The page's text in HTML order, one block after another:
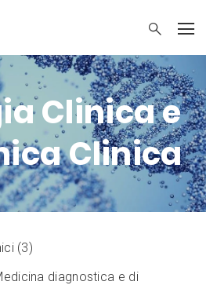
Clinica e
Clinica
(3)
diagnostica e di